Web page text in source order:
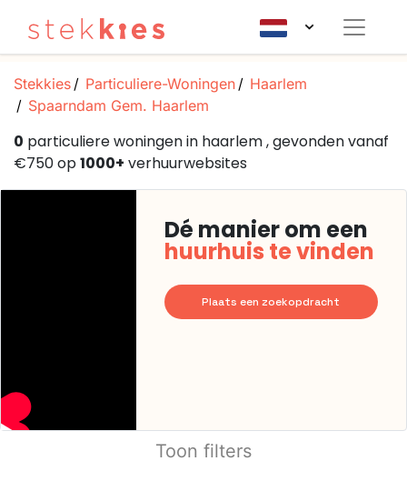
Stekkies Particuliere-Woningen
Haarlem
Spaarndam Gem. Haarlem
0 particuliere woningen in haarlem , gevonden vanaf
€750 op1000+ verhuurwebsites
Dé manier om een
huurhuis te vinden
Plaats een zoekopdracht
Toon filters